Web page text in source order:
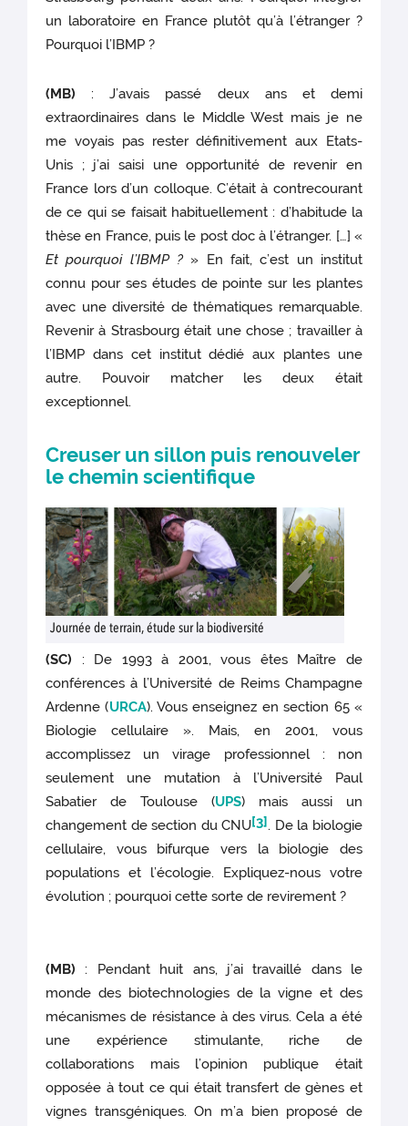
un laboratoire en France plutôt qu’à l’étranger ?
Pourquoi l’IBMP ?
(MB) : J’avais passé deux ans et demi
extraordinaires dans le Middle West mais je ne
me voyais pas rester définitivement aux Etats-
Unis ; j’ai saisi une opportunité de revenir en
France lors d’un colloque. C’était à contrecourant
de ce qui se faisait habituellement : d’habitude la
thèse en France, puis le post doc à l’étranger. […] «
Et pourquoi l’IBMP ? » En fait, c’est un institut
connu pour ses études de pointe sur les plantes
avec une diversité de thématiques remarquable.
Revenir à Strasbourg était une chose ; travailler à
l’IBMP dans cet institut dédié aux plantes une
autre. Pouvoir matcher les deux était
exceptionnel.
Creuser un sillon puis renouveler
le chemin scientifique
Journée de terrain, étude sur la biodiversité
(SC) : De 1993 à 2001, vous êtes Maître de
conférences à l’Université de Reims Champagne
Ardenne (URCA). Vous enseignez en section 65 «
Biologie cellulaire ». Mais, en 2001, vous
accomplissez un virage professionnel : non
seulement une mutation à l’Université Paul
Sabatier de Toulouse (UPS) mais aussi un
changement de section du CNU[3]. De la biologie
cellulaire, vous bifurque vers la biologie des
populations et l’écologie. Expliquez-nous votre
évolution ; pourquoi cette sorte de revirement ?
(MB) : Pendant huit ans, j’ai travaillé dans le
monde des biotechnologies de la vigne et des
mécanismes de résistance à des virus. Cela a été
une expérience stimulante, riche de
collaborations mais l’opinion publique était
opposée à tout ce qui était transfert de gènes et
vignes transgéniques. On m’a bien proposé de